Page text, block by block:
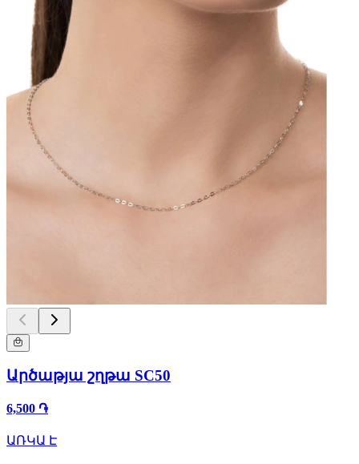
Արծաթյա շղթա SC50
6,500 ֏
ԱՌԿԱ Է